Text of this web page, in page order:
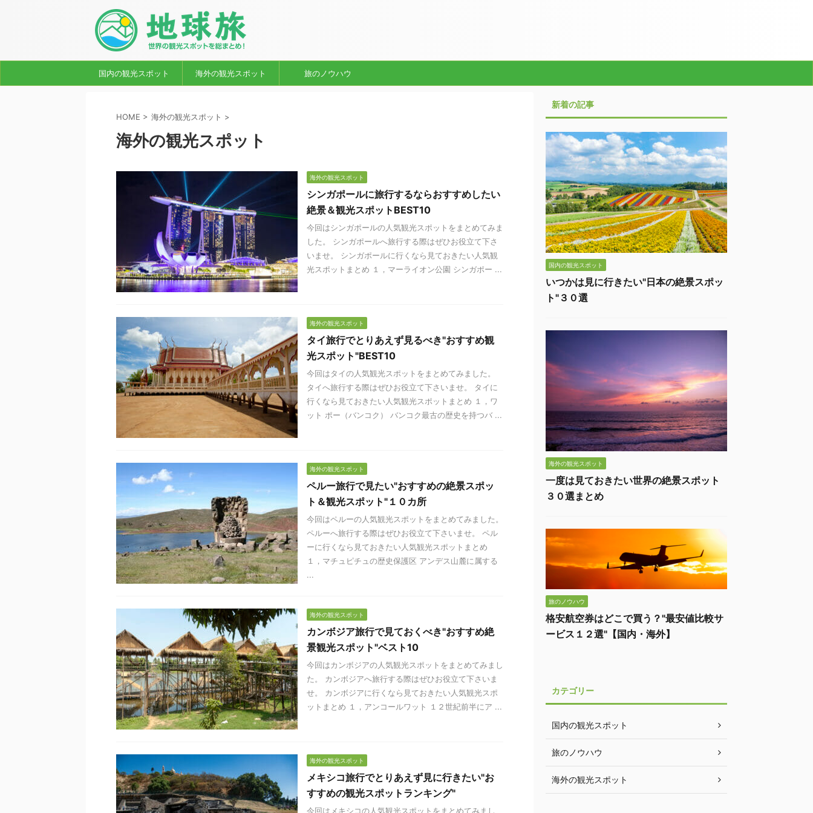
国内の観光スポット 海外の観光スポット 旅のノウハウ
HOME > 海外の観光スポット >
海外の観光スポット
海外の観光スポット
シンガポールに旅行するならおすすめしたい
絶景＆観光スポットBEST10
今回はシンガポールの人気観光スポットをまとめてみま
した。 シンガポールへ旅行する際はぜひお役立て下さ
いませ。 シンガポールに行くなら見ておきたい人気観
光スポットまとめ １，マーライオン公園 シンガポー ...
海外の観光スポット
タイ旅行でとりあえず見るべき"おすすめ観
光スポット"BEST10
今回はタイの人気観光スポットをまとめてみました。
タイへ旅行する際はぜひお役立て下さいませ。 タイに
行くなら見ておきたい人気観光スポットまとめ １，ワ
ット ポー（バンコク） バンコク最古の歴史を持つバ ...
海外の観光スポット
ペルー旅行で見たい"おすすめの絶景スポッ
ト＆観光スポット"１０カ所
今回はペルーの人気観光スポットをまとめてみました。
ペルーへ旅行する際はぜひお役立て下さいませ。 ペル
ーに行くなら見ておきたい人気観光スポットまとめ
１，マチュピチュの歴史保護区 アンデス山麓に属する
...
海外の観光スポット
カンボジア旅行で見ておくべき"おすすめ絶
景観光スポット"ベスト10
今回はカンボジアの人気観光スポットをまとめてみまし
た。 カンボジアへ旅行する際はぜひお役立て下さいま
せ。 カンボジアに行くなら見ておきたい人気観光スポ
ットまとめ １，アンコールワット １２世紀前半にア ...
海外の観光スポット
メキシコ旅行でとりあえず見に行きたい"お
すすめの観光スポットランキング"
今回はメキシコの人気観光スポットをまとめてみまし
新着の記事
国内の観光スポット
いつかは見に行きたい"日本の絶景スポッ
ト"３０選
海外の観光スポット
一度は見ておきたい世界の絶景スポット
３０選まとめ
旅のノウハウ
格安航空券はどこで買う？"最安値比較サ
ービス１２選"【国内・海外】
カテゴリー
国内の観光スポット
旅のノウハウ
海外の観光スポット